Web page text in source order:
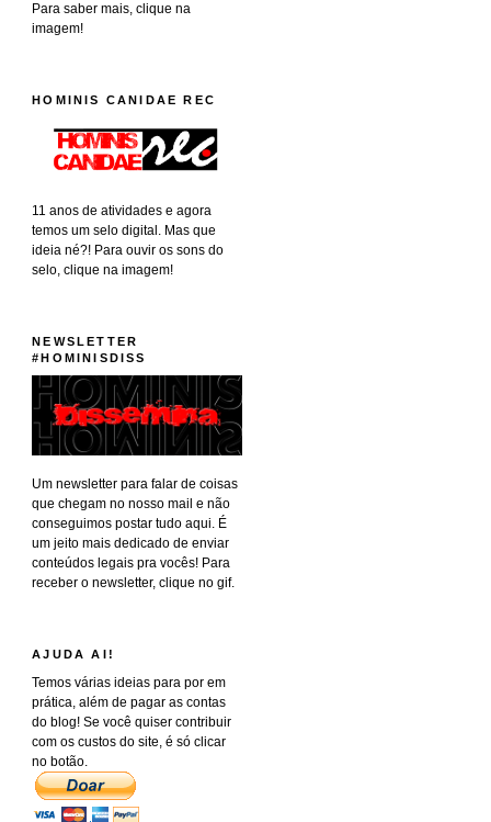
Para saber mais, clique na
imagem!
HOMINIS CANIDAE REC
11 anos de atividades e agora
temos um selo digital. Mas que
ideia né?! Para ouvir os sons do
selo, clique na imagem!
NEWSLETTER
#HOMINISDISS
Um newsletter para falar de coisas
que chegam no nosso mail e não
conseguimos postar tudo aqui. É
um jeito mais dedicado de enviar
conteúdos legais pra vocês! Para
receber o newsletter, clique no gif.
AJUDA AI!
Temos várias ideias para por em
prática, além de pagar as contas
do blog! Se você quiser contribuir
com os custos do site, é só clicar
no botão.